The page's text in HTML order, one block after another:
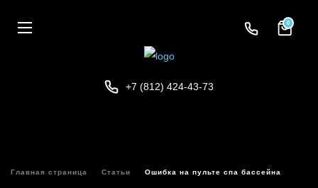
+7 (812) 424-43-73
0
Главная страница Статьи Ошибка на пульте спа бассейна